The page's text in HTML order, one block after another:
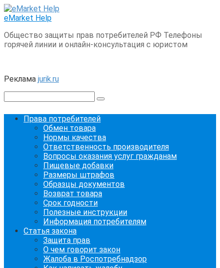
Перейти
к
eMarket Help
Общество защиты прав потребителей РФ Телефоны
горячей линии и онлайн-консультация с юристом
Реклама jurik.ru
Права потребителей
Обмен товара
Нормы качества
Ответственность производителя
Вопросы оказания услуг гражданам
Пищевые добавки
Размеры штрафов
Образцы документов
Возврат товара
Срок годности
Полезные инструкции
Информация потребителям
Статья закона
Защита прав
О чем говорит закон
Жалоба в Роспотребнадзор